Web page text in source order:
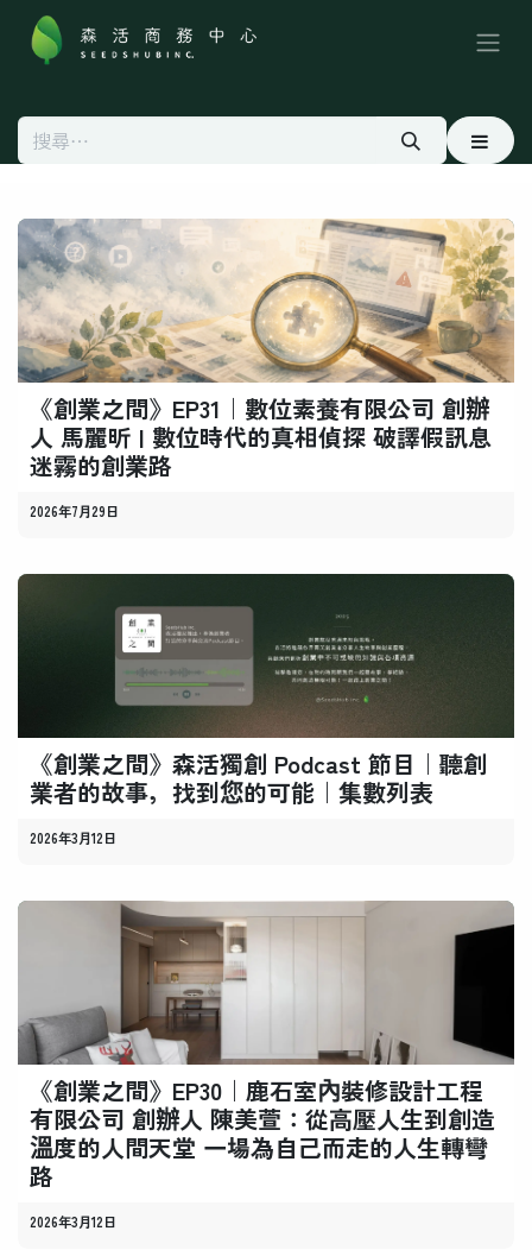
跳至內容
《創業之間》EP31｜數位素養有限公司 創辦
人 馬麗昕 | 數位時代的真相偵探 破譯假訊息
迷霧的創業路
2026年7月29日
《創業之間》森活獨創 Podcast 節目｜聽創
業者的故事，找到您的可能｜集數列表
2026年3月12日
《創業之間》EP30｜鹿石室內裝修設計工程
有限公司 創辦人 陳美萱：從高壓人生到創造
溫度的人間天堂 一場為自己而走的人生轉彎
路
2026年3月12日